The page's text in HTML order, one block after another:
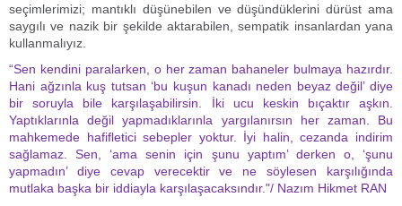
seçimlerimizi; mantıklı düşünebilen ve düşündüklerini dürüst ama
saygılı ve nazik bir şekilde aktarabilen, sempatik insanlardan yana
kullanmalıyız.
“Sen kendini paralarken, o her zaman bahaneler bulmaya hazırdır.
Hani ağzınla kuş tutsan ‘bu kuşun kanadı neden beyaz değil’ diye
bir soruyla bile karşılaşabilirsin. İki ucu keskin bıçaktır aşkın.
Yaptıklarınla değil yapmadıklarınla yargılanırsın her zaman. Bu
mahkemede hafifletici sebepler yoktur. İyi halin, cezanda indirim
sağlamaz. Sen, ‘ama senin için şunu yaptım’ derken o, ‘şunu
yapmadın’ diye cevap verecektir ve ne söylesen karşılığında
mutlaka başka bir iddiayla karşılaşacaksındır."/ Nazım Hikmet RAN